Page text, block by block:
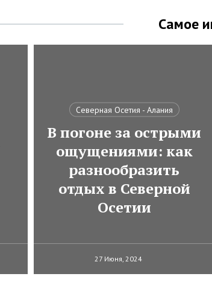
Самое
Северная Осетия - Алания
В погоне за острыми
ощущениями: как
разнообразить
отдых в Северной
Осетии
27 Июня, 2024